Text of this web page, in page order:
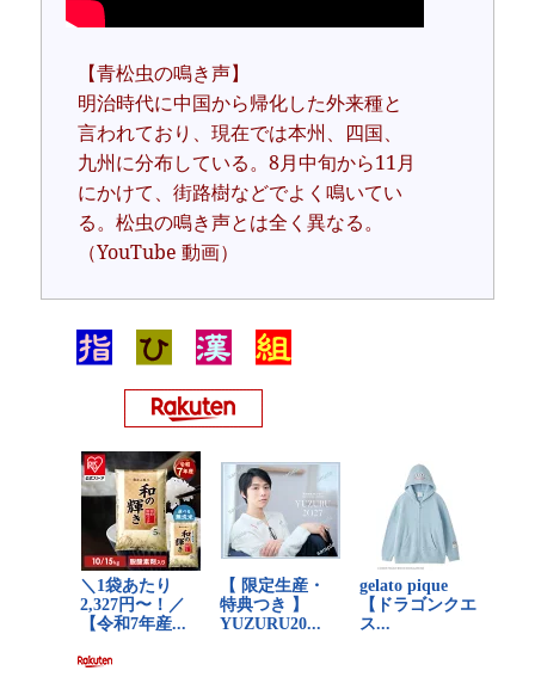
【青松虫の鳴き声】
明治時代に中国から帰化した外来種と
言われており、現在では本州、四国、
九州に分布している。8月中旬から11月
にかけて、街路樹などでよく鳴いてい
る。松虫の鳴き声とは全く異なる。
（YouTube 動画）